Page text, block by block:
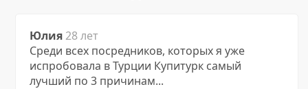
Юлия 28 лет
Среди всех посредников, которых я уже
испробовала в Турции Купитурк самый
лучший по 3 причинам...